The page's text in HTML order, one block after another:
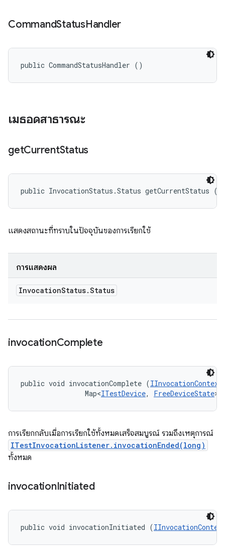
CommandStatusHandler
public CommandStatusHandler ()
เมธอดสาธารณะ
getCurrentStatus
public InvocationStatus.Status getCurrentStatus ()
แสดงสถานะที่ทราบในปัจจุบันของการเรียกใช้
การแสดงผล
InvocationStatus.Status
invocationComplete
public void invocationComplete (IInvocationContext
                Map<
ITestDevice, FreeDeviceState>
การเรียกกลับเมื่อการเรียกใช้ทั้งหมดเสร็จสมบูรณ์ รวมถึงเหตุการณ์
ITestInvocationListener.invocationEnded(long)
ทั้งหมด
invocationInitiated
public void invocationInitiated (